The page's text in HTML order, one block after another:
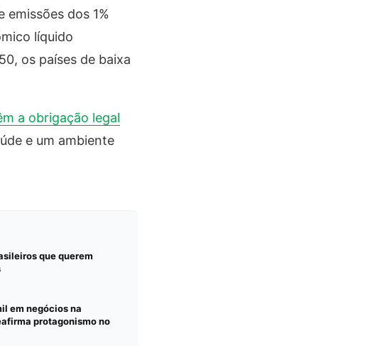
emissões dos 1%
líquido
os países de baixa
a obrigação legal
e um ambiente
que querem
em negócios na
protagonismo no